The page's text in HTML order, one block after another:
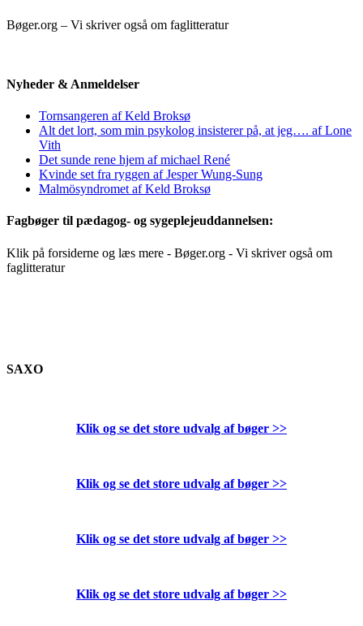
Bøger.org – Vi skriver også om faglitteratur
Nyheder & Anmeldelser
Tornsangeren af Keld Broksø
Alt det lort, som min psykolog insisterer på, at jeg…. af Lone
Vith
Det sunde rene hjem af michael René
Kvinde set fra ryggen af Jesper Wung-Sung
Malmösyndromet af Keld Broksø
Fagbøger til pædagog- og sygeplejeuddannelsen:
Klik på forsiderne og læs mere - Bøger.org - Vi skriver også om
faglitteratur
SAXO
Klik og se det store udvalg af bøger >>
Klik og se det store udvalg af bøger >>
Klik og se det store udvalg af bøger >>
Klik og se det store udvalg af bøger >>